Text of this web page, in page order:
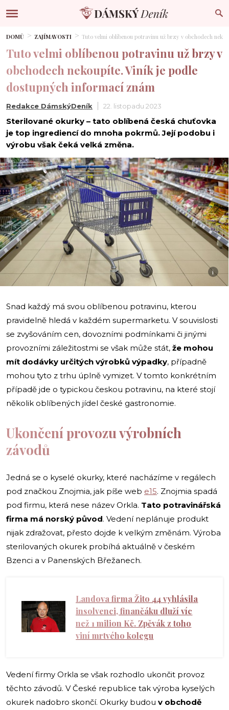
DOMŮ ZAJÍMAVOSTI Tuto velmi oblíbenou potravinu už brzy v obchodech
Tuto velmi oblíbenou potravinu už brzy v
obchodech nekoupíte. Viník je podle
dostupných informací znám
Redakce DámskýDeník 22. listopadu 2023
Sterilované okurky – tato oblíbená česká chuťovka
je top ingrediencí do mnoha pokrmů. Její podobu i
výrobu však čeká velká změna.
i
Snad každý má svou oblíbenou potravinu, kterou
pravidelně hledá v každém supermarketu. V souvislosti
se zvyšováním cen, dovozními podmínkami či jinými
provozními záležitostmi se však může stát, že mohou
mít dodávky určitých výrobků výpadky, případně
mohou tyto z trhu úplně vymizet. V tomto konkrétním
případě jde o typickou českou potravinu, na které stojí
několik oblíbených jídel české gastronomie.
Ukončení provozu výrobních
závodů
Jedná se o kyselé okurky, které nacházíme v regálech
pod značkou Znojmia, jak píše web e15. Znojmia spadá
pod firmu, která nese název Orkla. Tato potravinářská
firma má norský původ. Vedení neplánuje produkt
nijak zdražovat, přesto dojde k velkým změnám. Výroba
sterilovaných okurek probíhá aktuálně v českém
Bzenci a v Panenských Břežanech.
Landova firma Žito 44 vyhlásila
insolvenci, finančáku dluží víc
než 1 milion Kč. Zpěvák z toho
viní mrtvého kolegu
Vedení firmy Orkla se však rozhodlo ukončit provoz
těchto závodů. V České republice tak výroba kyselých
okurek nadobro skončí. Okurky budou v obchodě